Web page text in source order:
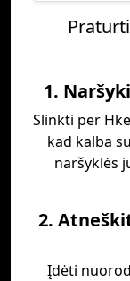
1.
Slinkti per
kad kalba
naršyklės
2.
Įdėti